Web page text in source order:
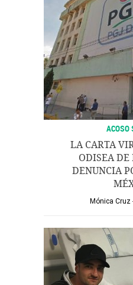
ACOSO
LA CARTA
ODISEA DE
DENUNCIA
Mónica Cruz